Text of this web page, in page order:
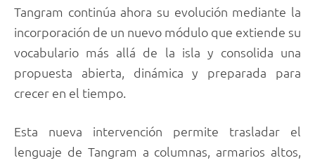
Tangram continúa ahora su evolución mediante la
incorporación de un nuevo módulo que extiende su
vocabulario más allá de la isla y consolida una
propuesta abierta, dinámica y preparada para
crecer en el tiempo.
Esta nueva intervención permite trasladar el
lenguaje de Tangram a columnas, armarios altos,